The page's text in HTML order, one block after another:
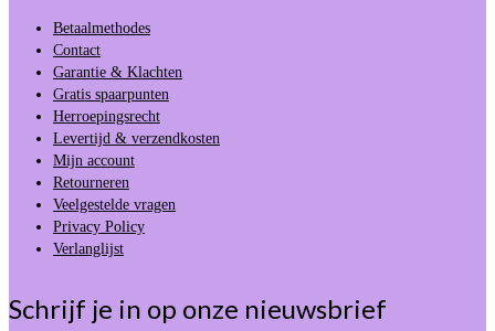
Betaalmethodes
Contact
Garantie & Klachten
Gratis spaarpunten
Herroepingsrecht
Levertijd & verzendkosten
Mijn account
Retourneren
Veelgestelde vragen
Privacy Policy
Verlanglijst
Schrijf je in op onze nieuwsbrief